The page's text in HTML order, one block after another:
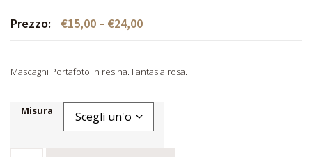
Prezzo: €15,00 – €24,00
Mascagni Portafoto in resina. Fantasia rosa.
Misura